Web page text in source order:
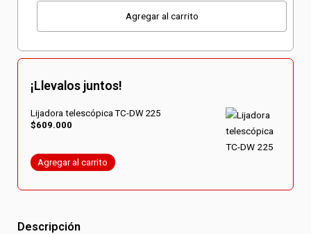
225
Agregar al carrito
¡Llevalos juntos!
Lijadora telescópica TC-DW 225
$609.000
Agregar al carrito
Descripción